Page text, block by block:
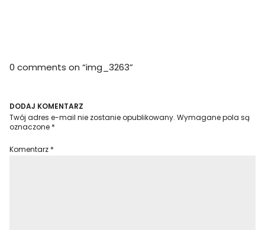
Niezwyczajne ściany
Dom na kółkach
0 comments on “img_3263”
DODAJ KOMENTARZ
Twój adres e-mail nie zostanie opublikowany. Wymagane pola są
oznaczone *
Komentarz *